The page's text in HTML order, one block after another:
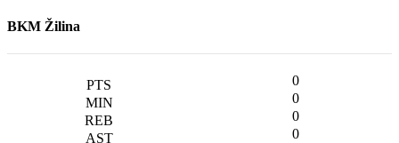
BKM Žilina
0
0
0
0